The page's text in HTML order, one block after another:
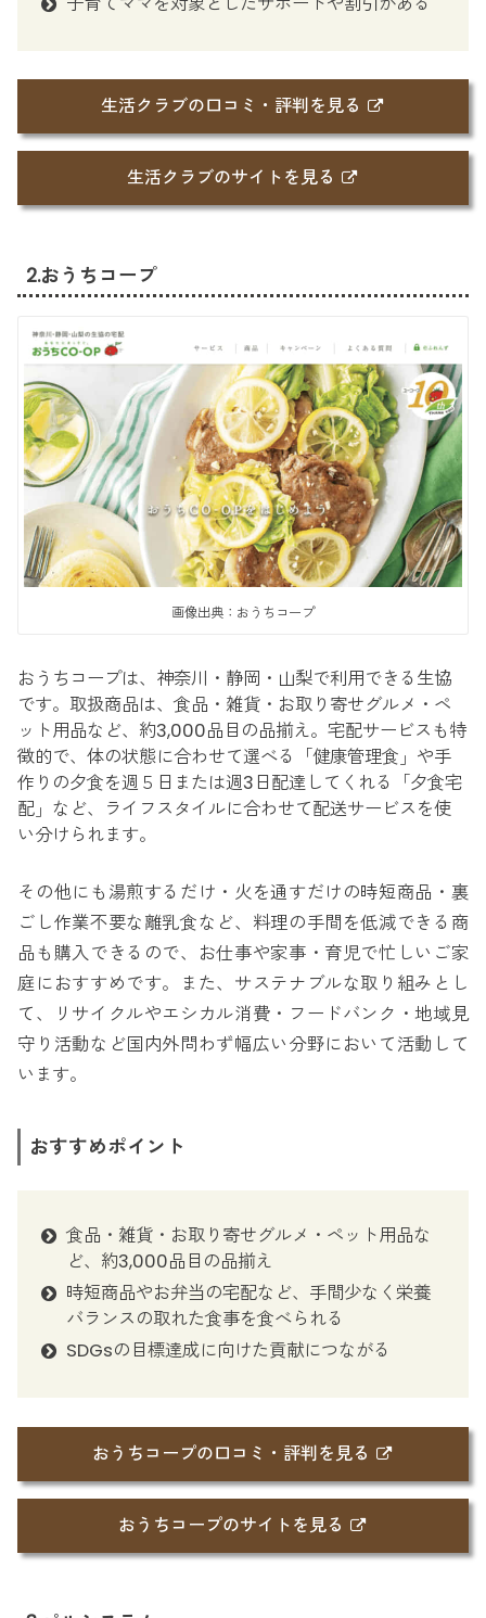
生活クラブの口コミ・評判を見る
生活クラブのサイトを見る
2.おうちコープ
画像出典：おうちコープ
おうちコープは、神奈川・静岡・山梨で利用できる生協
です。取扱商品は、食品・雑貨・お取り寄せグルメ・ペ
ット用品など、約3,000品目の品揃え。宅配サービスも特
徴的で、体の状態に合わせて選べる「健康管理食」や手
作りの夕食を週５日または週3日配達してくれる「夕食宅
配」など、ライフスタイルに合わせて配送サービスを使
い分けられます。
その他にも湯煎するだけ・火を通すだけの時短商品・裏
ごし作業不要な離乳食など、料理の手間を低減できる商
品も購入できるので、お仕事や家事・育児で忙しいご家
庭におすすめです。また、サステナブルな取り組みとし
て、リサイクルやエシカル消費・フードバンク・地域見
守り活動など国内外問わず幅広い分野において活動して
います。
おすすめポイント
食品・雑貨・お取り寄せグルメ・ペット用品な
ど、約3,000品目の品揃え
時短商品やお弁当の宅配など、手間少なく栄養
バランスの取れた食事を食べられる
SDGsの目標達成に向けた貢献につながる
おうちコープの口コミ・評判を見る
おうちコープのサイトを見る